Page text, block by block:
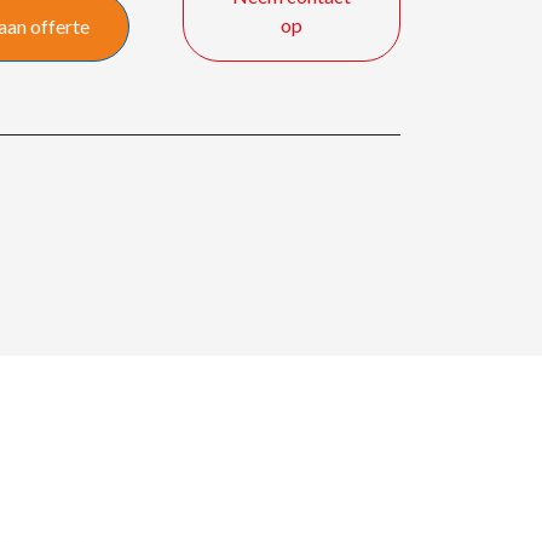
offerte
op